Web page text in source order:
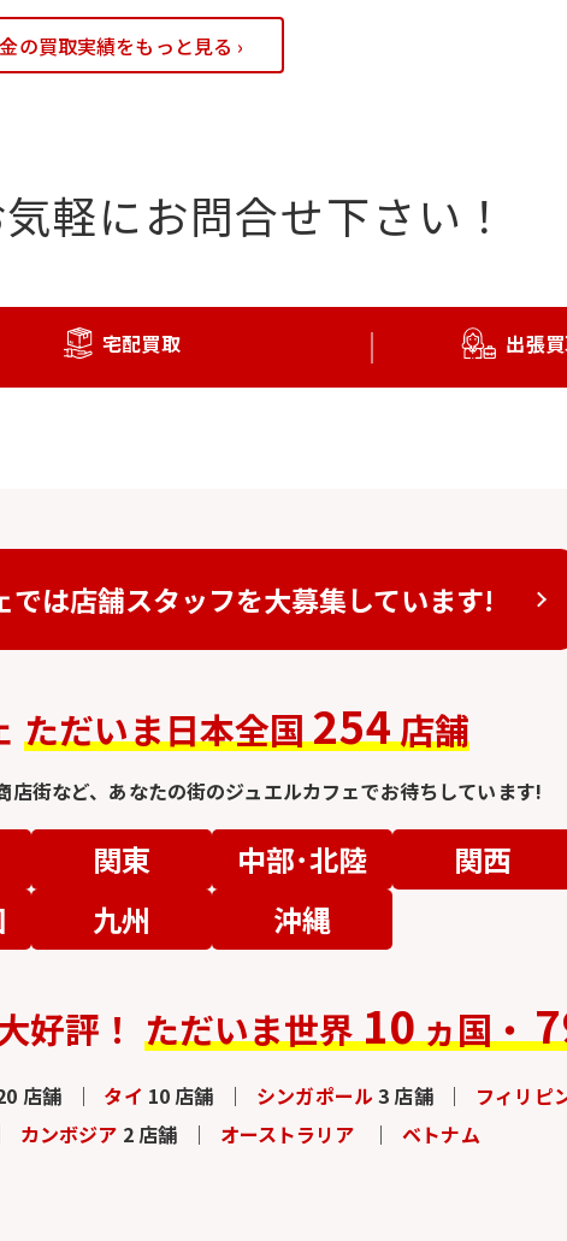
金の買取実績をもっと見る ›
軽にお問合せ下さい！
宅配買取 出張
では店舗スタッフを大募集しています!
ただいま日本全国254店舗
街など、 あなたの街のジュエルカフェでお待ちしています!
関東 中部･北陸
関西
九州 沖縄
好評！ ただいま世界10ヵ国・
店舗 タイ 10 店舗 シンガポール3 店舗 フィリピ
カンボジア 2 店舗 オーストラリア ベトナム